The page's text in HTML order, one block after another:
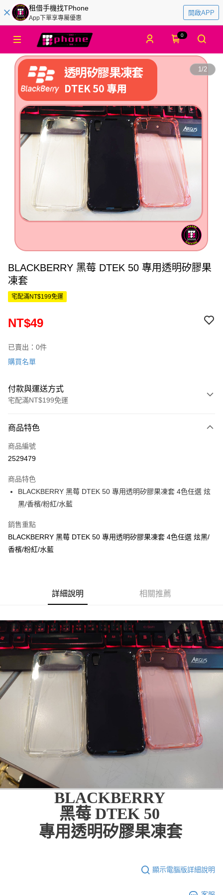
租借手機找TPhone
App下單享專屬優惠
開啟APP
0
1/2
BLACKBERRY 黑莓 DTEK 50 專用透明矽膠果
凍套
宅配滿NT$199免運
NT$49
已賣出：0件
購買名單
付款與運送方式
宅配滿NT$199免運
信用卡一次付款
LINE Pay
悠遊付
ATM付款
便利帶 2~3工作天(國定假日無配送)
每筆NT$100，滿NT$199(含以上)免運費
商品特色
商品編號
2529479
商品特色
BLACKBERRY 黑莓 DTEK 50 專用透明矽膠果凍套 4色任選 炫
黑/香檳/粉紅/水藍
銷售重點
BLACKBERRY 黑莓 DTEK 50 專用透明矽膠果凍套 4色任選 炫黑/
香檳/粉紅/水藍
詳細說明 相關推薦
BLACKBERRY
黑莓 DTEK 50
專用透明矽膠果凍套
顯示電腦版詳細說明